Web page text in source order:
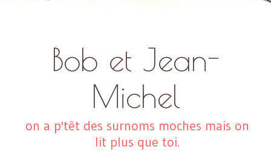
Bob et Jean-
Michel
on a p'têt des surnoms moches mais on
lit plus que toi.